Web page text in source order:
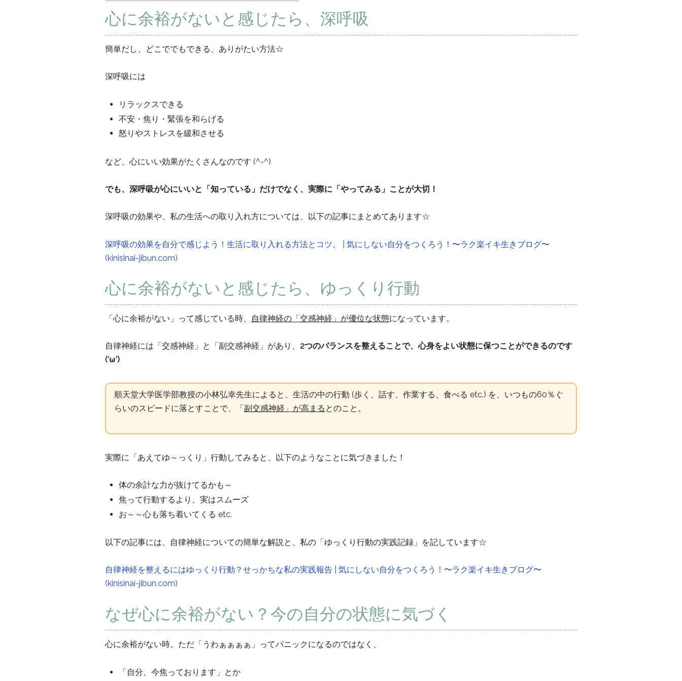
心に余裕がないと感じたら、深呼吸
簡単だし、どこででもできる、ありがたい方法☆
深呼吸には
リラックスできる
不安・焦り・緊張を和らげる
怒りやストレスを緩和させる
など、心にいい効果がたくさんなのです (^-^)
でも、深呼吸が心にいいと「知っている」だけでなく、実際に「やってみる」ことが大切！
深呼吸の効果や、私の生活への取り入れ方については、以下の記事にまとめてあります☆
深呼吸の効果を自分で感じよう！生活に取り入れる方法とコツ。 | 気にしない自分をつくろう！〜ラク楽イキ生きブログ〜
(kinisinai-jibun.com)
心に余裕がないと感じたら、ゆっくり行動
「心に余裕がない」って感じている時、 自律神経の「交感神経」が優位な状態になっています。
自律神経には「交感神経」と「副交感神経」があり、 2つのバランスを整えることで、心身をよい状態に保つことができるのです
(‘ω’)
順天堂大学医学部教授の小林弘幸先生によると、生活の中の行動 (歩く、話す、作業する、食べる etc.) を、いつもの60％ぐ
らいのスピードに落とすことで、「 副交感神経」が高まる とのこと。
実際に「あえてゆ～っくり」行動してみると、以下のようなことに気づきました！
体の余計な力が抜けてるかも～
焦って行動するより、実はスムーズ
お～～心も落ち着いてくる etc.
以下の記事には、自律神経についての簡単な解説と、私の「ゆっくり行動の実践記録」を記しています☆
自律神経を整えるにはゆっくり行動？せっかちな私の実践報告 | 気にしない自分をつくろう！〜ラク楽イキ生きブログ〜
(kinisinai-jibun.com)
なぜ心に余裕がない？今の自分の状態に気づく
心に余裕がない時。ただ「うわぁぁぁぁ」ってパニックになるのではなく、
「自分、今焦っております」とか